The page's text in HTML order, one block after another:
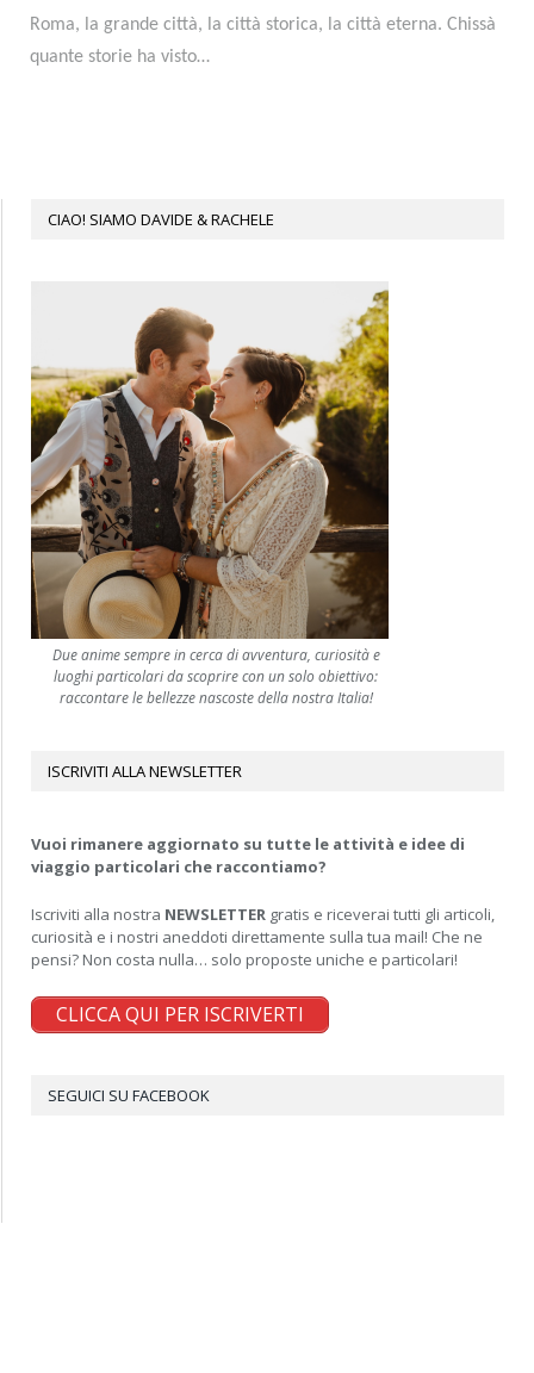
Roma, la grande città, la città storica, la città eterna. Chissà
quante storie ha visto…
CIAO! SIAMO DAVIDE & RACHELE
Due anime sempre in cerca di avventura, curiosità e
luoghi particolari da scoprire con un solo obiettivo:
raccontare le bellezze nascoste della nostra Italia!
ISCRIVITI ALLA NEWSLETTER
Vuoi rimanere aggiornato su tutte le attività e idee di
viaggio particolari che raccontiamo?
Iscriviti alla nostra NEWSLETTER gratis e riceverai tutti gli articoli,
curiosità e i nostri aneddoti direttamente sulla tua mail! Che ne
pensi? Non costa nulla… solo proposte uniche e particolari!
CLICCA QUI PER ISCRIVERTI
SEGUICI SU FACEBOOK